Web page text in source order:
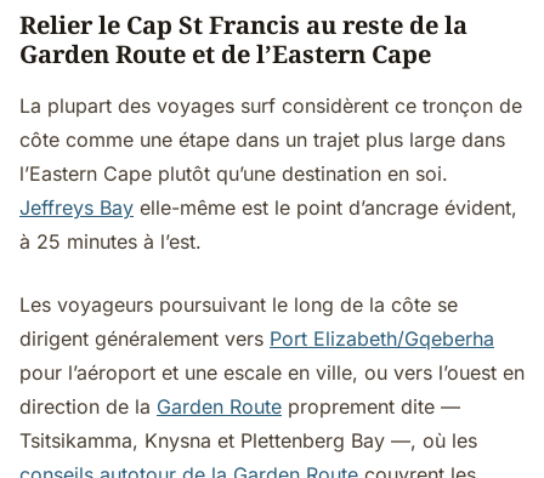
Relier le Cap St Francis au reste de la
Garden Route et de l’Eastern Cape
La plupart des voyages surf considèrent ce tronçon de
côte comme une étape dans un trajet plus large dans
l’Eastern Cape plutôt qu’une destination en soi.
Jeffreys Bay elle-même est le point d’ancrage évident,
à 25 minutes à l’est.
Les voyageurs poursuivant le long de la côte se
dirigent généralement vers Port Elizabeth/Gqeberha
pour l’aéroport et une escale en ville, ou vers l’ouest en
direction de la Garden Route proprement dite —
Tsitsikamma, Knysna et Plettenberg Bay —, où les